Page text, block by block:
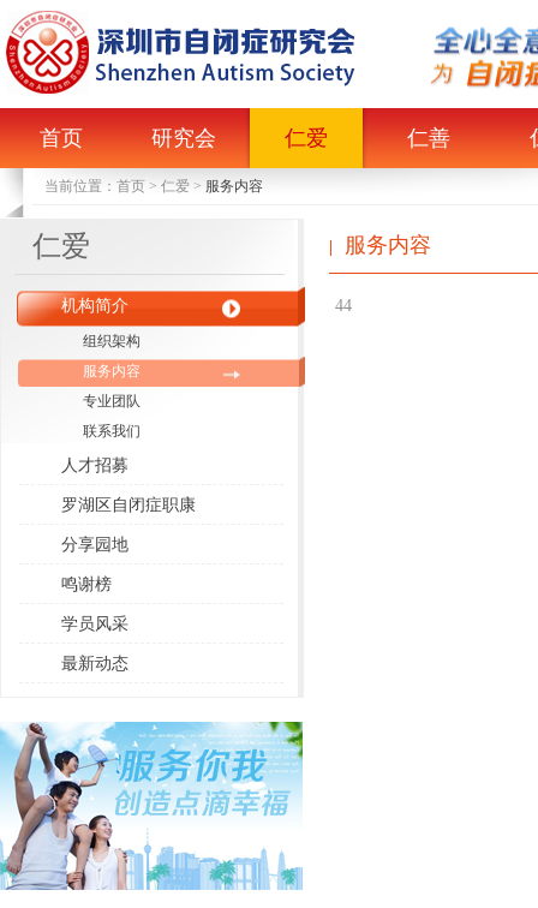
首页 研究会 仁爱 仁善
当前位置： 首页 > 仁爱 > 服务内容
仁爱
机构简介
组织架构
服务内容
专业团队
联系我们
人才招募
罗湖区自闭症职康
分享园地
鸣谢榜
学员风采
最新动态
服务内容
44